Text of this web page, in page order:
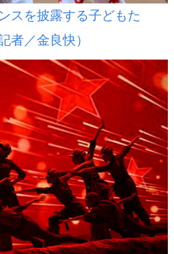
スを披露する子どもた
者／金良快）